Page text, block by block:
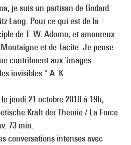
je suis un partisan de Godard.
Lang. Pour ce qui est de la
de T. W. Adorno, et amoureux
et de Tacite. Je pense
contribuent aux 'images
invisibles." A. K.
jeudi 21 octobre 2010 à 19h,
Kraft der Theorie / La Force
73 min.
conversations intenses avec